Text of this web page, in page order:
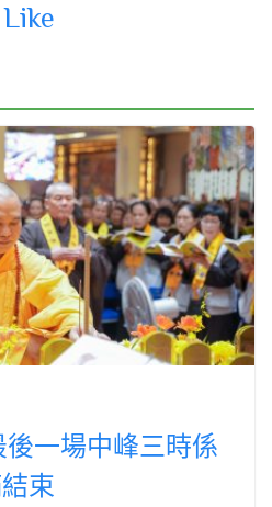
後一場中峰三時係
束